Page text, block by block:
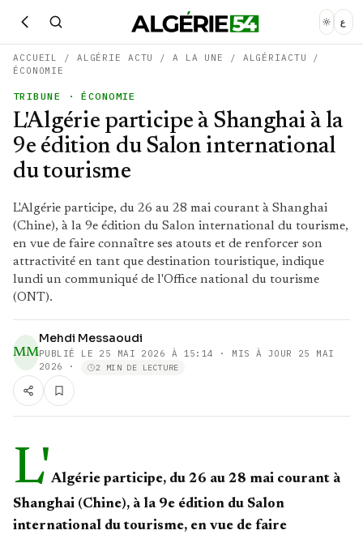
ع
ACCUEIL / ALGÉRIE ACTU /A LA UNE / ALGÉRIACTU
/
ÉCONOMIE
TRIBUNE · ÉCONOMIE
L'Algérie participe à Shanghai à la
9e édition du Salon international
du tourisme
L'Algérie participe, du 26 au 28 mai courant à Shanghai
(Chine), à la 9e édition du Salon international du tourisme,
en vue de faire connaître ses atouts et de renforcer son
attractivité en tant que destination touristique, indique
lundi un communiqué de l'Office national du tourisme
(ONT).
MM
Mehdi Messaoudi
PUBLIÉ LE 25 MAI 2026 À 15:14
· MIS À JOUR 25 MAI
2026
· 2 MIN DE LECTURE
L'Algérie participe, du 26 au 28 mai courant à
Shanghai (Chine), à la 9e édition du Salon
international du tourisme, en vue de faire